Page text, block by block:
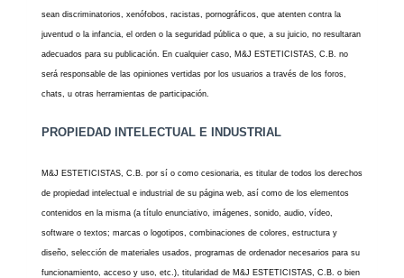
sean discriminatorios, xenófobos, racistas, pornográficos, que atenten contra la
juventud o la infancia, el orden o la seguridad pública o que, a su juicio, no resultaran
adecuados para su publicación. En cualquier caso, M&J ESTETICISTAS, C.B. no
será responsable de las opiniones vertidas por los usuarios a través de los foros,
chats, u otras herramientas de participación.
PROPIEDAD INTELECTUAL E INDUSTRIAL
M&J ESTETICISTAS, C.B. por sí o como cesionaria, es titular de todos los derechos
de propiedad intelectual e industrial de su página web, así como de los elementos
contenidos en la misma (a título enunciativo, imágenes, sonido, audio, vídeo,
software o textos; marcas o logotipos, combinaciones de colores, estructura y
diseño, selección de materiales usados, programas de ordenador necesarios para su
funcionamiento, acceso y uso, etc.), titularidad de M&J ESTETICISTAS, C.B. o bien